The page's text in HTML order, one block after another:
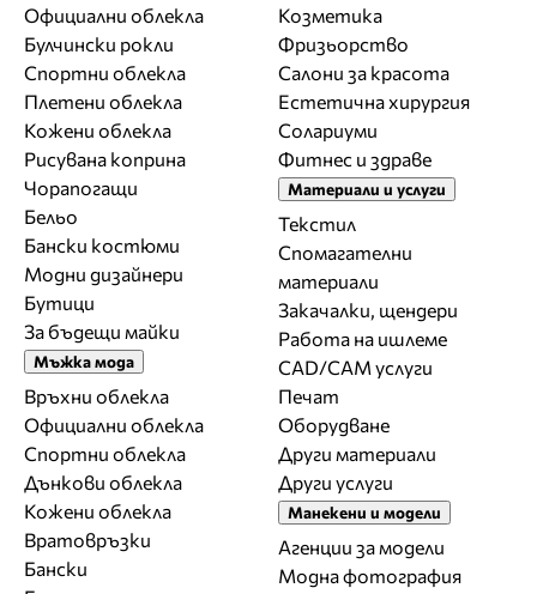
Официални облекла
Булчински рокли
Спортни облекла
Плетени облекла
Кожени облекла
Рисувана коприна
Чорапогащи
Бельо
Бански костюми
Модни дизайнери
Бутици
За бъдещи майки
Мъжка мода
Връхни облекла
Официални облекла
Спортни облекла
Дънкови облекла
Кожени облекла
Вратовръзки
Бански
Козметика
Фризьорство
Салони за красота
Естетична хирургия
Солариуми
Фитнес и здраве
Материали и услуги
Текстил
Спомагателни
материали
Закачалки, щендери
Работа на ишлеме
CAD/CAM услуги
Печат
Оборудване
Други материали
Други услуги
Манекени и модели
Агенции за модели
Модна фотография